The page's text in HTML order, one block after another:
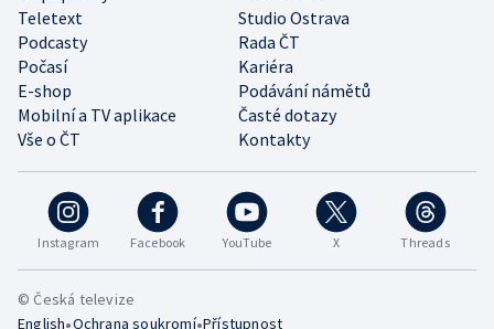
Instagram Facebook YouTube X Threads
Teletext
Studio Ostrava
Podcasty
Rada ČT
Počasí
Kariéra
E-shop
Podávání námětů
Mobilní a TV aplikace
Časté dotazy
Vše o ČT
Kontakty
© Česká televize
English•Ochrana soukromí•Přístupnost